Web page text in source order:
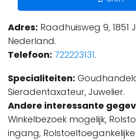
Adres: Raadhuisweg 9, 1851
Nederland.
Telefoon: 722223131.
Specialiteiten:
Sieradentaxateur, Juwelier.
Andere interessante
Winkelbezoek mogelijk,
ingang,